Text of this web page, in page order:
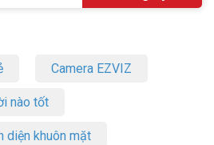
Camera EZVIZ
nào tốt
diện khuôn mặt